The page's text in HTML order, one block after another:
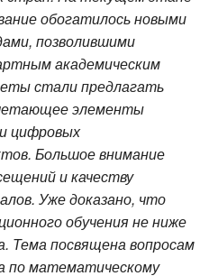
обогатилось новыми
позволившими
академическим
стали предлагать
элементы
цифровых
Большое внимание
и качеству
Уже доказано, что
обучения не ниже
Тема посвящена вопросам
по математическому